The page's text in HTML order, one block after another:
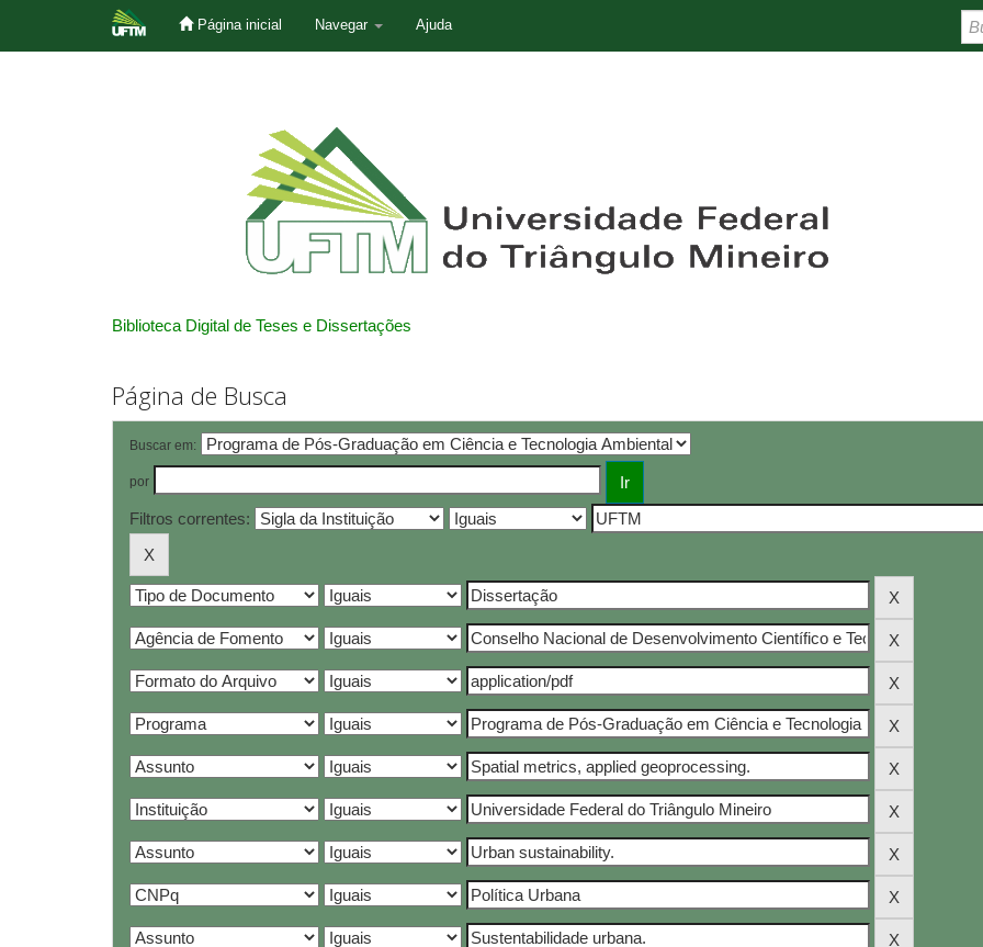
Página inicial Navegar Ajuda
Biblioteca Digital de Teses e Dissertações
Página de Busca
Buscar em:
por
Filtros correntes: